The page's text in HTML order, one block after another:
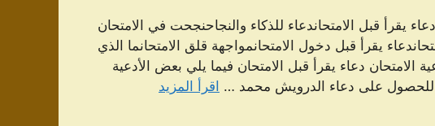
يقرأ قبل الامتحاندعاء للذكاء والنجاحنجحت في الامتحان
يقرأ قبل دخول الامتحانمواجهة قلق الامتحانما الذي
الامتحان دعاء يقرأ قبل الامتحان فيما يلي بعض الأدعية
للحصول على دعاء الدرویش محمد … اقرأ المزيد